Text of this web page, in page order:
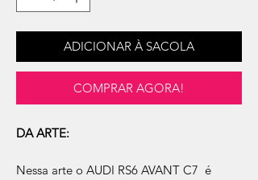
ADICIONAR À SACOLA
COMPRAR AGORA!
DA ARTE:
Nessa arte o AUDI RS6 AVANT C7 é